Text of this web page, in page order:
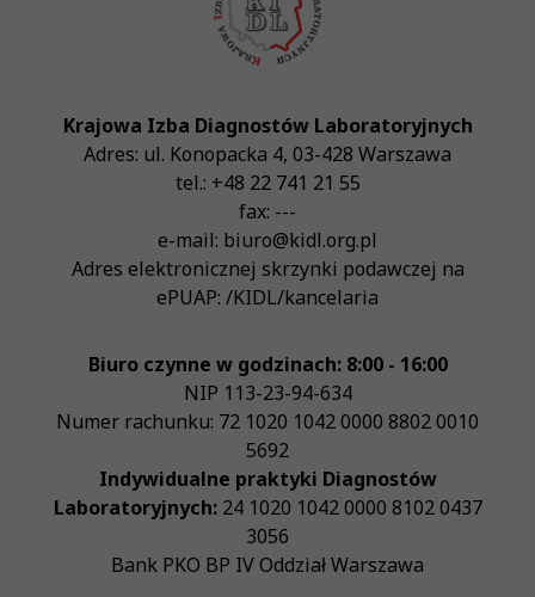
Krajowa Izba Diagnostów Laboratoryjnych
Adres: ul. Konopacka 4, 03-428 Warszawa
tel.: +48 22 741 21 55
fax: ---
e-mail: biuro@kidl.org.pl
Adres elektronicznej skrzynki podawczej na
ePUAP: /KIDL/kancelaria
Biuro czynne w godzinach: 8:00 - 16:00
NIP 113-23-94-634
Numer rachunku: 72 1020 1042 0000 8802 0010
5692
Indywidualne praktyki Diagnostów
Laboratoryjnych:24 1020 1042 0000 8102 0437
3056
Bank PKO BP IV Oddział Warszawa